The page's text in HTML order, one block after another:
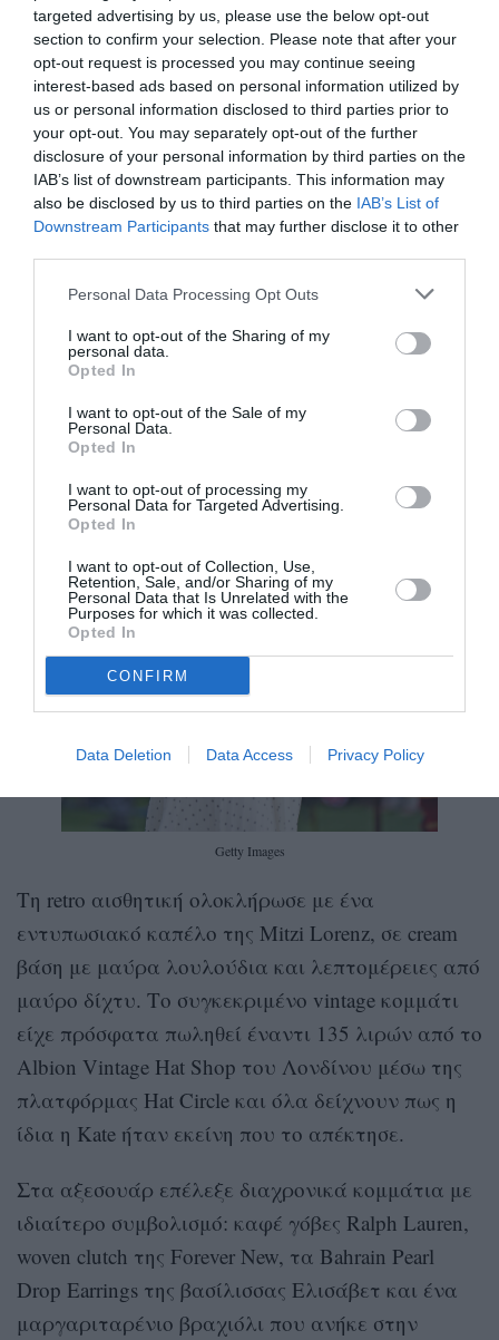
targeted advertising by us, please use the below opt-out
section to confirm your selection. Please note that after your
opt-out request is processed you may continue seeing
interest-based ads based on personal information utilized by
us or personal information disclosed to third parties prior to
your opt-out. You may separately opt-out of the further
disclosure of your personal information by third parties on the
IAB’s list of downstream participants. This information may
also be disclosed by us to third parties on the IAB’s List of
Downstream Participants that may further disclose it to other
Personal Data Processing Opt Outs
I want to opt-out of the Sharing of my
personal data.
Opted In
I want to opt-out of the Sale of my
Personal Data.
Opted In
I want to opt-out of processing my
Personal Data for Targeted Advertising.
Opted In
I want to opt-out of Collection, Use,
Retention, Sale, and/or Sharing of my
Personal Data that Is Unrelated with the
Purposes for which it was collected.
Opted In
CONFIRM
Data Deletion Data Access Privacy Policy
μακριά πλισέ γραμμή.
Το look προσαρμόστηκε ακόμη περισσότερο στις
αισθητικές της προτιμήσεις χάρη στη ζώνη
αντικαθιστώντας τη μαύρη που συνοδεύει το
φόρεμα με μια λευκή, δίνοντας πιο φωτεινό και
refined χαρακτήρα στο σύνολο.
Getty Images
Τη retro αισθητική ολοκλήρωσε με ένα
εντυπωσιακό καπέλο της Mitzi Lorenz, σε cream
βάση με μαύρα λουλούδια και λεπτομέρειες από
μαύρο δίχτυ. Το συγκεκριμένο vintage κομμάτι
είχε πρόσφατα πωληθεί έναντι 135 λιρών από το
Albion Vintage Hat Shop του Λονδίνου μέσω της
πλατφόρμας Hat Circle και όλα δείχνουν πως η
ίδια η Κate ήταν εκείνη που το απέκτησε.
Στα αξεσουάρ επέλεξε διαχρονικά κομμάτια με
ιδιαίτερο συμβολισμό: καφέ γόβες Ralph Lauren,
woven clutch της Forever New, τα Bahrain Pearl
Drop Earrings της βασίλισσας Ελισάβετ και ένα
μαργαριταρένιο βραχιόλι που ανήκε στην